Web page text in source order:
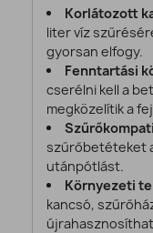
Korlátozott
liter víz
gyorsan elfogy.
Fenntartási
cserélni kell a
megközelítik a
szűrőbetéteket
utánpótlást.
Környezeti
kancsó,